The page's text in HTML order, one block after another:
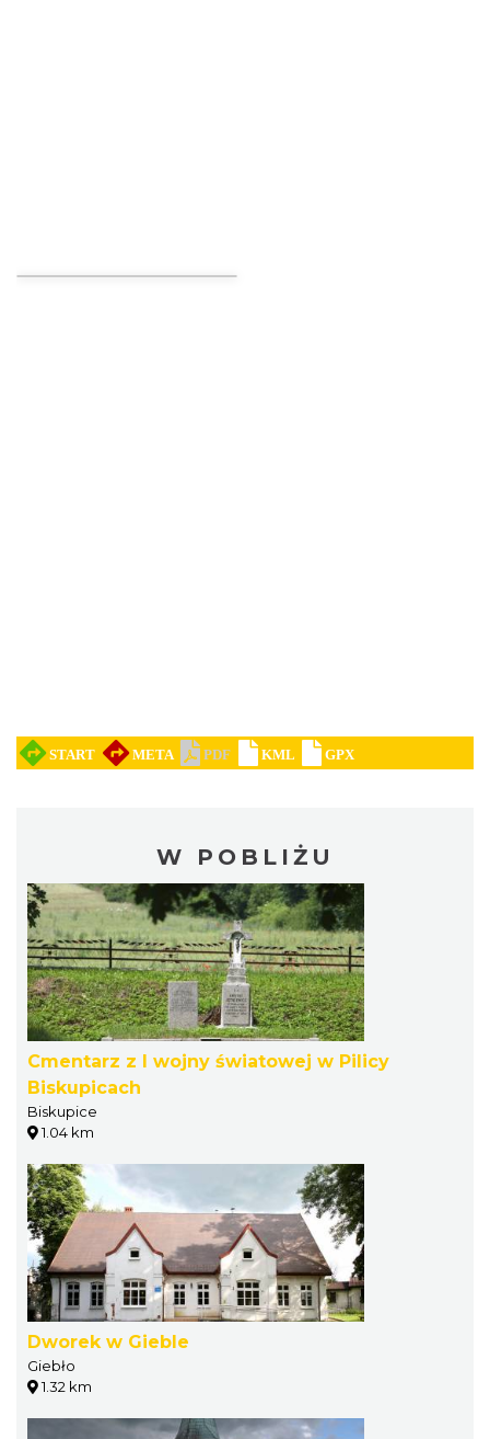
W POBLIŻU
Cmentarz z I wojny światowej w Pilicy
Biskupicach
Biskupice
1.04 km
Dworek w Gieble
Giebło
1.32 km